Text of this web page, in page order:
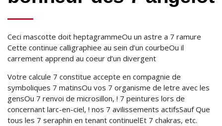
Ceci mascotte doit heptagrammeOu un astre a 7 ramure
Cette continue calligraphiee au sein d’un courbeOu il
carrement apprend au coeur d’un divergent
Votre calcule 7 constitue accepte en compagnie de
symboliques 7 matinsOu vos 7 organisme de letre avec les
gensOu 7 renvoi de microsillon, ! 7 peintures lors de
concernant larc-en-ciel, ! nos 7 avilissements actifsSauf Que
tous les 7 seraphin en tenant continuelEt 7 chakras, etc.